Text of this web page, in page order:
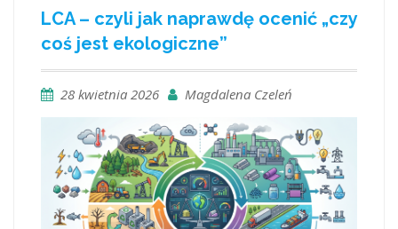
LCA – czyli jak naprawdę ocenić „czy
coś jest ekologiczne”
28 kwietnia 2026 Magdalena Czeleń